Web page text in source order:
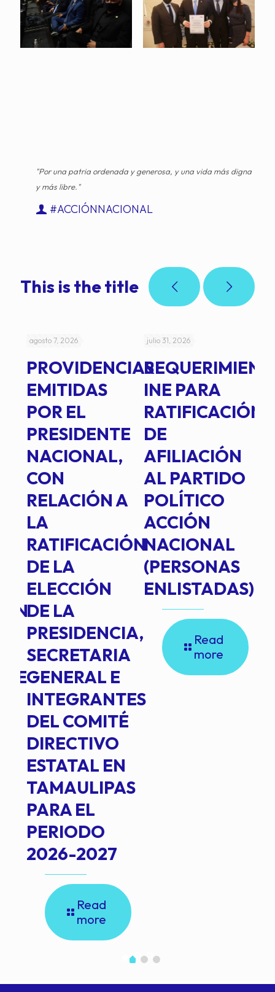
"Por una patria ordenada y generosa, y una vida más digna
y más libre."
#ACCIÓNNACIONAL
This is the title
agosto 7, 2026
PROVIDENCIAS
EMITIDAS
POR EL
PRESIDENTE
NACIONAL,
CON
RELACIÓN A
LA
RATIFICACIÓN
DE LA
ELECCIÓN
DE LA
PRESIDENCIA,
SECRETARIA
GENERAL E
INTEGRANTES
DEL COMITÉ
DIRECTIVO
ESTATAL EN
TAMAULIPAS
PARA EL
PERIODO
2026-2027
Read
more
julio 31, 2026
INE PARA
RATIFICACIÓN
DE
AFILIACIÓN
AL PARTIDO
POLÍTICO
ACCIÓN
NACIONAL
(PERSONAS
ENLISTADAS)
Read
more